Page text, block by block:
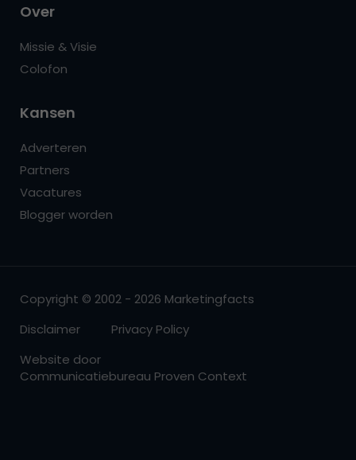
Over
Missie & Visie
Colofon
Kansen
Adverteren
Partners
Vacatures
Blogger worden
Copyright © 2002 - 2026 Marketingfacts
Disclaimer
Privacy Policy
Website door
Communicatiebureau Proven Context